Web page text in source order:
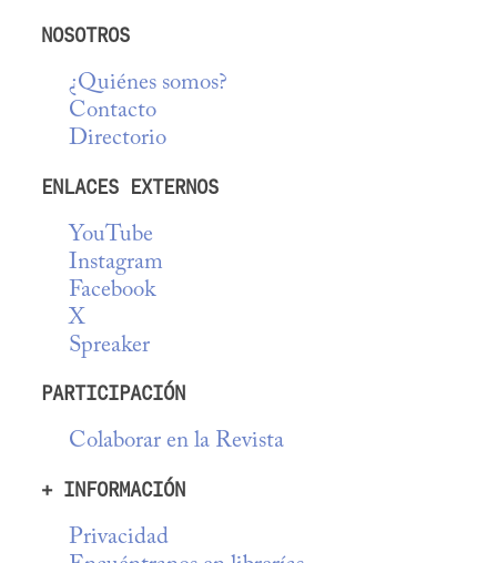
NOSOTROS
¿Quiénes somos?
Contacto
Directorio
ENLACES EXTERNOS
YouTube
Instagram
Facebook
X
Spreaker
PARTICIPACIÓN
Colaborar en la Revista
+ INFORMACIÓN
Privacidad